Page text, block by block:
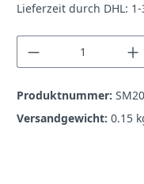
Lieferzeit durch DHL: 1-
Produkt
Produktnummer:
Versandgewicht: 0.15